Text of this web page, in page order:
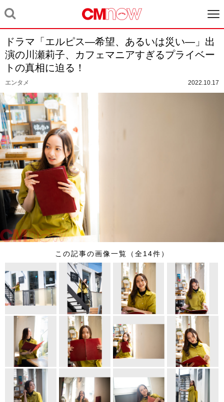
ドラマ「エルピス―希望、あるいは災い―」出
演の川瀬莉子、カフェマニアすぎるプライベー
トの真相に迫る！
エンタメ 2022.10.17
この記事の画像一覧（全14件）